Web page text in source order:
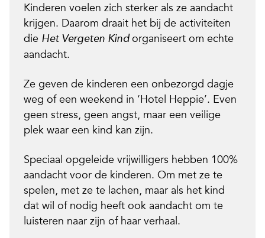
Kinderen voelen zich sterker als ze aandacht
krijgen. Daarom draait het bij de activiteiten
die Het Vergeten Kindorganiseert om echte
aandacht.
Ze geven de kinderen een onbezorgd dagje
weg of een weekend in ‘Hotel Heppie’. Even
geen stress, geen angst, maar een veilige
plek waar een kind kan zijn.
Speciaal opgeleide vrijwilligers hebben 100%
aandacht voor de kinderen. Om met ze te
spelen, met ze te lachen, maar als het kind
dat wil of nodig heeft ook aandacht om te
luisteren naar zijn of haar verhaal.